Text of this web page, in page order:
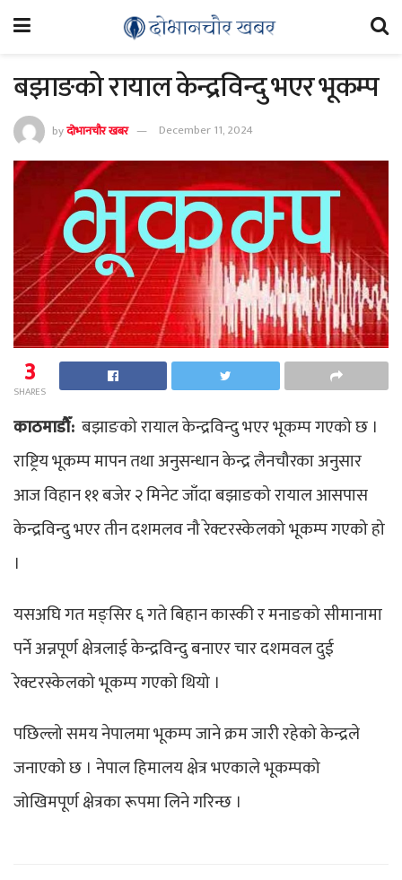
बझाङको रायाल केन्द्रविन्दु भएर भूकम्प
byदोभानचौर खबर December 11, 2024
3
SHARES
काठमाडौँ: बझाङको रायाल केन्द्रविन्दु भएर भूकम्प गएको छ ।
राष्ट्रिय भूकम्प मापन तथा अनुसन्धान केन्द्र लैनचौरका अनुसार
आज विहान ११ बजेर २ मिनेट जाँदा बझाङको रायाल आसपास
केन्द्रविन्दु भएर तीन दशमलव नौ रेक्टरस्केलको भूकम्प गएको हो
।
यसअघि गत मङ्सिर ६ गते बिहान कास्की र मनाङको सीमानामा
पर्ने अन्नपूर्ण क्षेत्रलाई केन्द्रविन्दु बनाएर चार दशमवल दुई
रेक्टरस्केलको भूकम्प गएको थियो ।
पछिल्लो समय नेपालमा भूकम्प जाने क्रम जारी रहेको केन्द्रले
जनाएको छ । नेपाल हिमालय क्षेत्र भएकाले भूकम्पको
जोखिमपूर्ण क्षेत्रका रूपमा लिने गरिन्छ ।